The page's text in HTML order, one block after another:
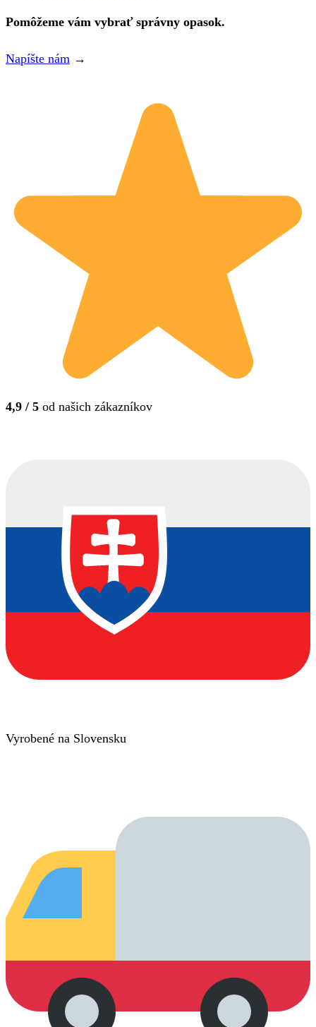
Pomôžeme vám vybrať správny opasok.
Napíšte nám →
4,9 / 5 od našich zákazníkov
Vyrobené na Slovensku